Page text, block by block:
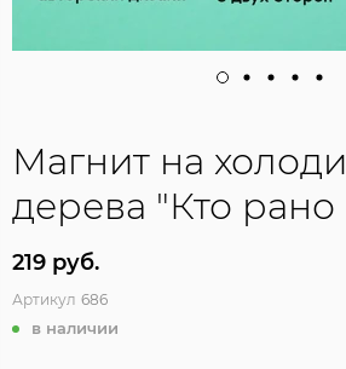
Магнит на
дерева "Кто рано
219 руб.
Артикул 686
в наличии